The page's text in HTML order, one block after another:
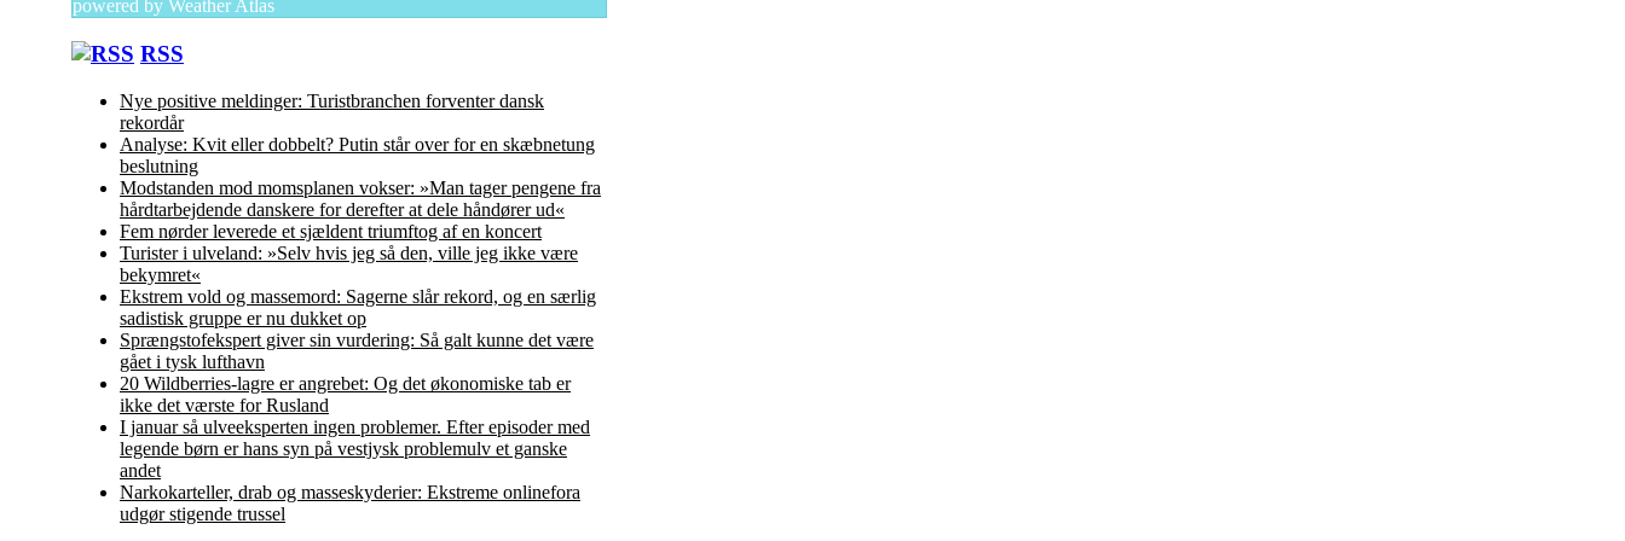
powered by Weather Atlas
RSS
Nye positive meldinger: Turistbranchen forventer dansk
rekordår
Analyse: Kvit eller dobbelt? Putin står over for en skæbnetung
beslutning
Modstanden mod momsplanen vokser: »Man tager pengene fra
hårdtarbejdende danskere for derefter at dele håndører ud«
Fem nørder leverede et sjældent triumftog af en koncert
Turister i ulveland: »Selv hvis jeg så den, ville jeg ikke være
bekymret«
Ekstrem vold og massemord: Sagerne slår rekord, og en særlig
sadistisk gruppe er nu dukket op
Sprængstofekspert giver sin vurdering: Så galt kunne det være
gået i tysk lufthavn
20 Wildberries-lagre er angrebet: Og det økonomiske tab er
ikke det værste for Rusland
I januar så ulveeksperten ingen problemer. Efter episoder med
legende børn er hans syn på vestjysk problemulv et ganske
andet
Narkokarteller, drab og masseskyderier: Ekstreme onlinefora
udgør stigende trussel